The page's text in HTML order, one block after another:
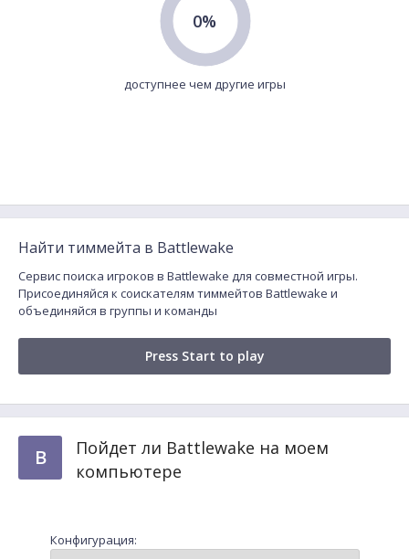
0%
доступнее чем другие игры
Найти тиммейта в Battlewake
Сервис поиска игроков в Battlewake для совместной игры.
Присоединяйся к соискателям тиммейтов Battlewake и
объединяйся в группы и команды
Press Start to play
B
Пойдет ли Battlewake на моем
компьютере
Конфигурация: